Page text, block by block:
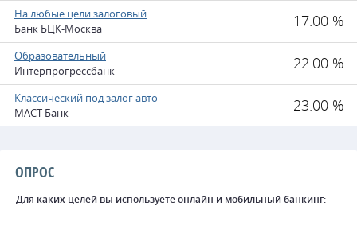
На любые цели залоговый
Банк БЦК-Москва
17.00 %
Образовательный
Интерпрогрессбанк
22.00 %
Классический под залог авто
МАСТ-Банк
23.00 %
ОПРОС
Для каких целей вы используете онлайн и мобильный банкинг: